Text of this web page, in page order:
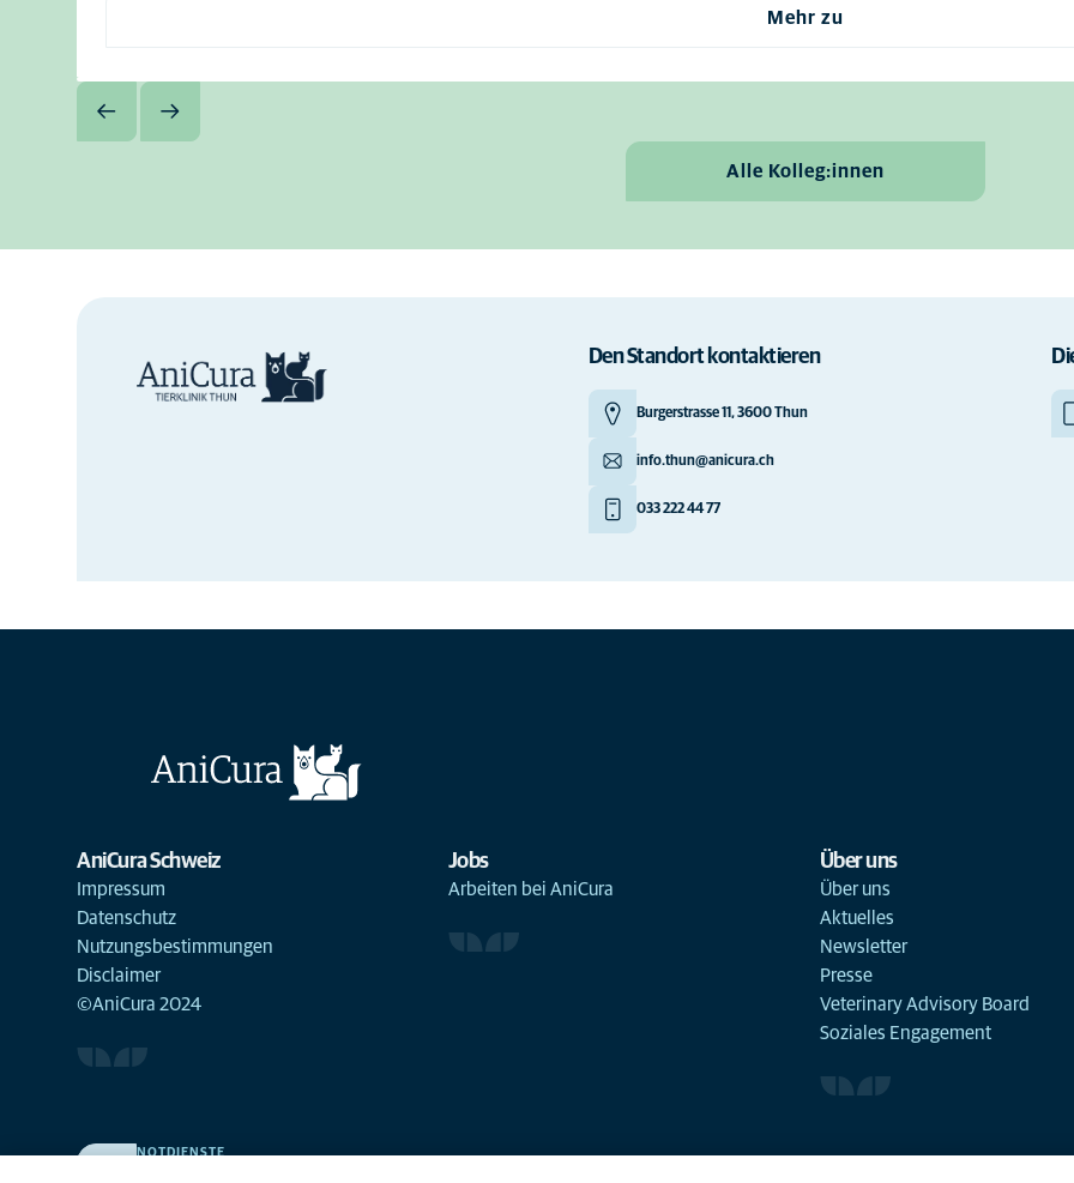
Mehr zu
Alle Kolleg:innen
Den Standort kontaktieren
Burgerstrasse 11, 3600 Thun
info.thun@anicura.ch
033 222 44 77
AniCura Schweiz
Impressum
Datenschutz
Nutzungsbestimmungen
Disclaimer
©AniCura 2024
Jobs
Arbeiten bei AniCura
Über uns
Über uns
Aktuelles
Newsletter
Presse
Veterinary Advisory Board
Soziales Engagement
NOTDIENSTE